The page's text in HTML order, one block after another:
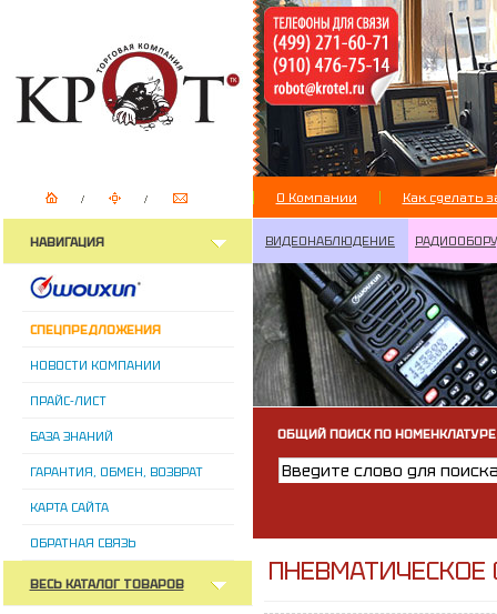
О Компании Как сделать
НАВИГАЦИЯ
СПЕЦПРЕДЛОЖЕНИЯ
НОВОСТИ КОМПАНИИ
ПРАЙС-ЛИСТ
БАЗА ЗНАНИЙ
ГАРАНТИЯ, ОБМЕН, ВОЗВРАТ
КАРТА САЙТА
ОБРАТНАЯ СВЯЗЬ
ВЕСЬ КАТАЛОГ ТОВАРОВ
ВИДЕОНАБЛЮДЕНИЕ
ОБЩИЙ ПОИСК ПО НОМЕНКЛАТУРЕ